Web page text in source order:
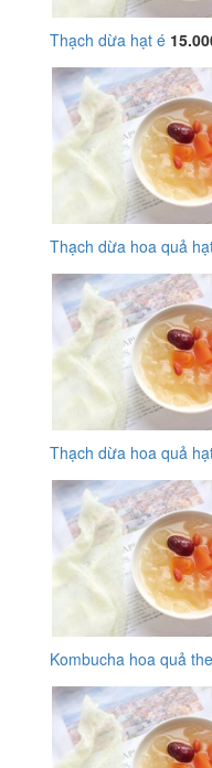
Thạch dừa hạt é
Thạch dừa hoa quả
Thạch dừa hoa quả
Kombucha hoa quả